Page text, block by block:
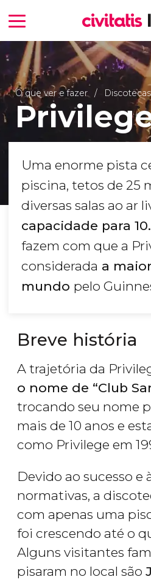
O que ver e fazer
Uma enorme pista
piscina, tetos de 25
diversas salas ao ar
capacidade para
fazem com que a
considerada a
mundo pelo
Breve história
A trajetória da
o nome de “Club
trocando seu nome
mais de 10 anos e
como Privilege em
Devido ao sucesso e
normativas, a
com apenas uma
foi crescendo até o
Alguns visitantes
pisaram no local são